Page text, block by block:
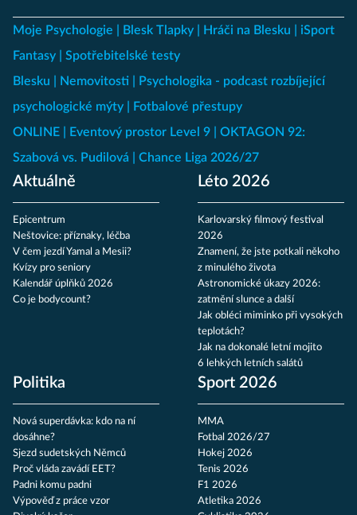
Moje Psychologie Blesk Tlapky Hráči na Blesku
iSport
Fantasy
Spotřebitelské testy
Blesku
Nemovitosti
Psychologika - podcast rozbíjející
psychologické mýty
Fotbalové přestupy
ONLINE
Eventový prostor Level 9
OKTAGON 92:
Szabová vs. Pudilová
Chance Liga 2026/27
Aktuálně
Epicentrum
Neštovice: příznaky, léčba
V čem jezdí Yamal a Mesii?
Kvízy pro seniory
Kalendář úplňků 2026
Co je bodycount?
Léto 2026
Karlovarský filmový festival
2026
Znamení, že jste potkali někoho
z minulého života
Astronomické úkazy 2026:
zatmění slunce a další
Jak obléci miminko při vysokých
teplotách?
Jak na dokonalé letní mojito
6 lehkých letních salátů
Politika
Nová superdávka: kdo na ní
dosáhne?
Sjezd sudetských Němců
Proč vláda zavádí EET?
Padni komu padni
Výpověď z práce vzor
Sport 2026
MMA
Fotbal 2026/27
Hokej 2026
Tenis 2026
F1 2026
Atletika 2026